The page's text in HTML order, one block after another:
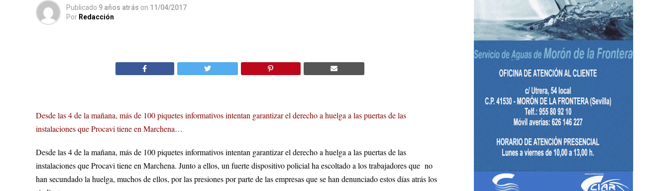
Publicado 9 años atrás on 11/04/2017
Por Redacción
Desde las 4 de la mañana, más de 100 piquetes informativos intentan garantizar el derecho a huelga a las puertas de las
instalaciones que Procavi tiene en Marchena…
Desde las 4 de la mañana, más de 100 piquetes informativos intentan garantizar el derecho a huelga a las puertas de las
instalaciones que Procavi tiene en Marchena. Junto a ellos, un fuerte dispositivo policial ha escoltado a los trabajadores que no
han secundado la huelga, muchos de ellos, por las presiones por parte de las empresas que se han denunciado estos días atrás los